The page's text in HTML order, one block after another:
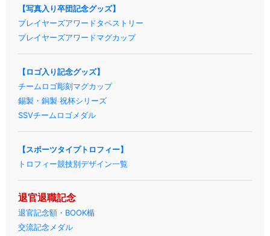
【写真入り卒団記念グッズ】
プレイヤーズアワードタペストリー
プレイヤーズアワードマグカップ
【ロゴ入り記念グッズ】
チームロゴ彫刻マグカップ
錫製・銅製 祝杯シリーズ
SSVチームロゴメダル
【スポーツタイプトロフィー】
トロフィー競技別デザイン一覧
退官退職記念
退官記念額・BOOK楯
交流記念メダル